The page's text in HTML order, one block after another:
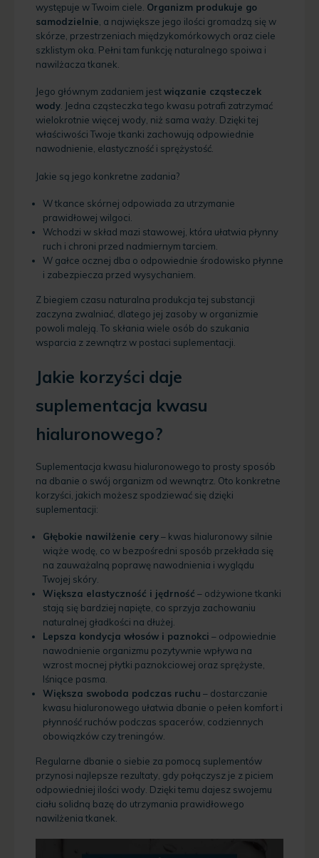
występuje w Twoim ciele. Organizm produkuje go
samodzielnie , a największe jego ilości gromadzą się w
skórze, przestrzeniach międzykomórkowych oraz ciele
szklistym oka. Pełni tam funkcję naturalnego spoiwa i
nawilżacza tkanek.
Jego głównym zadaniem jestwiązanie cząsteczek
wody. Jedna cząsteczka tego kwasu potrafi zatrzymać
wielokrotnie więcej wody, niż sama waży. Dzięki tej
właściwości Twoje tkanki zachowują odpowiednie
nawodnienie, elastyczność i sprężystość.
Jakie są jego konkretne zadania?
W tkance skórnej odpowiada za utrzymanie
prawidłowej wilgoci.
Wchodzi w skład mazi stawowej, która ułatwia płynny
ruch i chroni przed nadmiernym tarciem.
W gałce ocznej dba o odpowiednie środowisko płynne
i zabezpiecza przed wysychaniem.
Z biegiem czasu naturalna produkcja tej substancji
zaczyna zwalniać, dlatego jej zasoby w organizmie
powoli maleją. To skłania wiele osób do szukania
wsparcia z zewnątrz w postaci suplementacji.
Jakie korzyści daje
suplementacja kwasu
hialuronowego?
Suplementacja kwasu hialuronowego to prosty sposób
na dbanie o swój organizm od wewnątrz. Oto konkretne
korzyści, jakich możesz spodziewać się dzięki
suplementacji:
Głębokie nawilżenie cery– kwas hialuronowy silnie
wiąże wodę, co w bezpośredni sposób przekłada się
na zauważalną poprawę nawodnienia i wyglądu
Twojej skóry.
Większa elastyczność i jędrność – odżywione tkanki
stają się bardziej napięte, co sprzyja zachowaniu
naturalnej gładkości na dłużej.
Lepsza kondycja włosów i paznokci – odpowiednie
nawodnienie organizmu pozytywnie wpływa na
wzrost mocnej płytki paznokciowej oraz sprężyste,
lśniące pasma.
Większa swoboda podczas ruchu – dostarczanie
kwasu hialuronowego ułatwia dbanie o pełen komfort i
płynność ruchów podczas spacerów, codziennych
obowiązków czy treningów.
Regularne dbanie o siebie za pomocą suplementów
przynosi najlepsze rezultaty, gdy połączysz je z piciem
odpowiedniej ilości wody. Dzięki temu dajesz swojemu
ciału solidną bazę do utrzymania prawidłowego
nawilżenia tkanek.